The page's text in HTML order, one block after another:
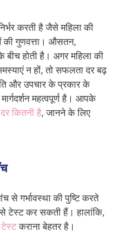
करती है जैसे महिला की
की गुणवत्ता। औसतन,
होती है। अगर महिला की
न हों, तो सफलता दर बढ़
और उपचार के प्रकार के
महत्वपूर्ण है। आपके
कितनी है, जानने के लिए
से गर्भावस्था की पुष्टि करते
टेस्ट कर सकती हैं। हालांकि,
कराना बेहतर है।